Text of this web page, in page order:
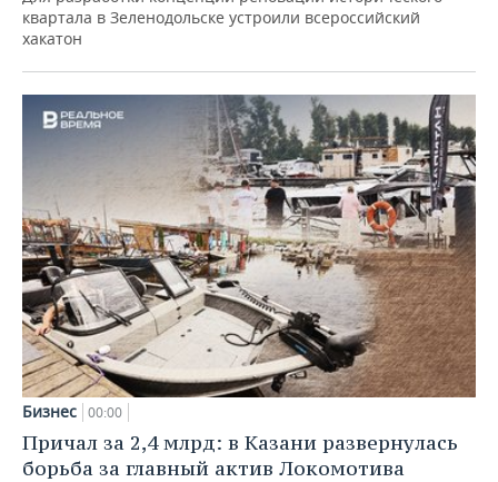
квартала в Зеленодольске устроили всероссийский
хакатон
Бизнес 00:00
Причал за 2,4 млрд: в Казани развернулась
борьба за главный актив Локомотива